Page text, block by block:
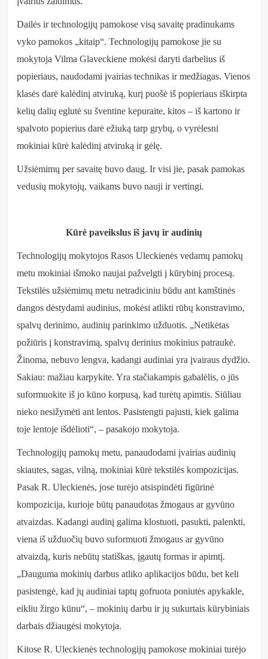
Dailės ir technologijų pamokose visą savaitę pradinukams
vyko pamokos „kitaip“. Technologijų pamokose jie su
mokytoja Vilma Glaveckiene mokėsi daryti darbelius iš
popieriaus, naudodami įvairias technikas ir medžiagas. Vienos
klasės darė kalėdinį atviruką, kurį puošė iš popieriaus iškirpta
kelių dalių eglutė su šventine kepuraite, kitos – iš kartono ir
spalvoto popierius darė ežiuką tarp grybų, o vyrėlesni
mokiniai kūrė kalėdinį atviruką ir gėlę.
Užsiėmimų per savaitę buvo daug. Ir visi jie, pasak pamokas
vedusių mokytojų, vaikams buvo nauji ir vertingi.
Kūrė paveikslus iš javų ir audinių
Technologijų mokytojos Rasos Uleckienės vedamų pamokų
metu mokiniai išmoko naujai pažvelgti į kūrybinį procesą.
Tekstilės užsiėmimų metu netradiciniu būdu ant kamštinės
dangos dėstydami audinius, mokėsi atlikti rūbų konstravimo,
spalvų derinimo, audinių parinkimo užduotis. „Netikėtas
požiūris į konstravimą, spalvų derinius mokinius patraukė.
Žinoma, nebuvo lengva, kadangi audiniai yra įvairaus dydžio.
Sakiau: mažiau karpykite. Yra stačiakampis gabalėlis, o jūs
suformuokite iš jo kūno korpusą, kad turėtų apimtis. Siūliau
nieko nesižymėti ant lentos. Pasistengti pajusti, kiek galima
toje lentoje išdėlioti“, – pasakojo mokytoja.
Technologijų pamokų metu, panaudodami įvairias audinių
skiautes, sagas, vilną, mokiniai kūrė tekstilės kompozicijas.
Pasak R. Uleckienės, jose turėjo atsispindėti figūrinė
kompozicija, kurioje būtų panaudotas žmogaus ar gyvūno
atvaizdas. Kadangi audinį galima klostuoti, pasukti, palenkti,
viena iš užduočių buvo suformuoti žmogaus ar gyvūno
atvaizdą, kuris nebūtų statiškas, įgautų formas ir apimtį.
„Dauguma mokinių darbus atliko aplikacijos būdu, bet keli
pasistengė, kad jų audiniai taptų gofruota poniutės apykakle,
eikliu žirgo kūnu“, – mokinių darbu ir jų sukurtais kūrybiniais
darbais džiaugėsi mokytoja.
Kitose R. Uleckienės technologijų pamokose mokiniai turėjo